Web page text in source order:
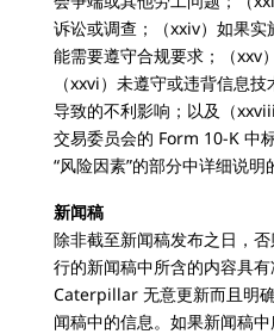
诉讼或调查；（xxiv）如果
能需要遵守合规要求；（xxv
（xxvi）未遵守或违背信息
导致的不利影响；以及（
交易委员会的 Form 10-K 中
“风险因素”的部分中详细说明
新闻稿
除非截至新闻稿发布之日，
行的新闻稿中所含的内容具有
Caterpillar 无意更新而且明
闻稿中的信息。如果新闻稿